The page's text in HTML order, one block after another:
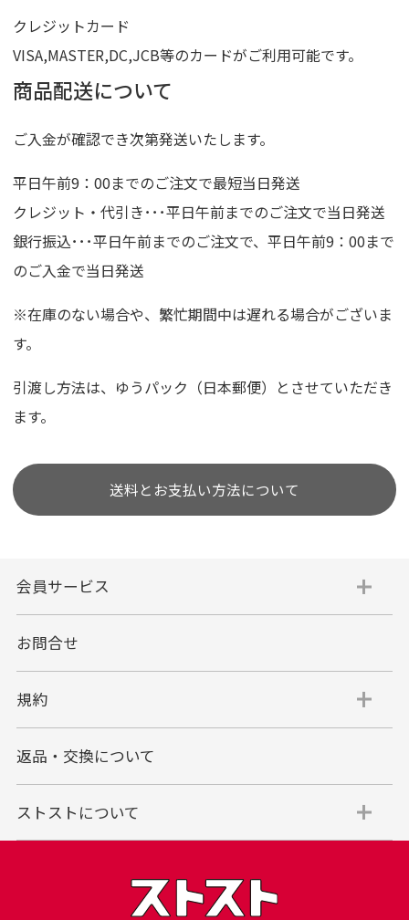
クレジットカード
VISA,MASTER,DC,JCB等のカードがご利用可能です。
商品配送について
ご入金が確認でき次第発送いたします。
平日午前9：00までのご注文で最短当日発送
クレジット・代引き･･･平日午前までのご注文で当日発送
銀行振込･･･平日午前までのご注文で、平日午前9：00まで
のご入金で当日発送
※在庫のない場合や、繁忙期間中は遅れる場合がございま
す。
引渡し方法は、ゆうパック（日本郵便）とさせていただき
ます。
送料とお支払い方法について
会員サービス
お問合せ
規約
返品・交換について
ストストについて